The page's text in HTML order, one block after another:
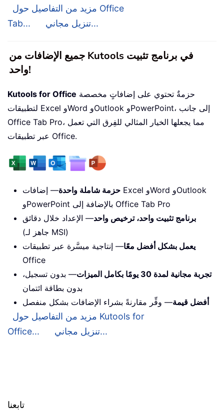
مزيد من التفاصيل حول Office
Tab...
تنزيل مجاني...
جميع الإضافات من Kutools في برنامج تثبيت
واحد!
Kutools for Office
لتطبيقات Excel وWord وOutlook وPowerPoint، إلى جانب
Office Tab Pro، مما يجعلها الخيار المثالي للفِرق التي تعمل
عبر تطبيقات Office.
حزمة شاملة واحدة— إضافات Excel وWord وOutlook
وPowerPoint بالإضافة إلى Office Tab Pro
برنامج تثبيت واحد، ترخيص واحد— الإعداد خلال دقائق
(جاهز لـ MSI)
يعمل بشكل أفضل معًا— إنتاجية ميسَّرة عبر تطبيقات
Office
تجربة مجانية لمدة 30 يومًا بكامل الميزات
— بدون تسجيل،
بدون بطاقة ائتمان
أفضل قيمة— وفِّر مقارنةً بشراء الإضافات بشكل منفصل
مزيد من التفاصيل حول Kutools for
Office...
تنزيل مجاني...
تابعنا